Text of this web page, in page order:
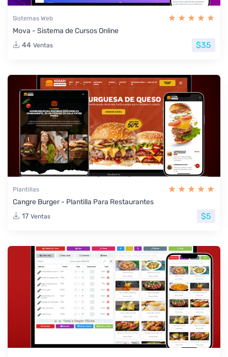
Sistemas Web
Mova - Sistema de Cursos Online
44 Ventas $35
Plantillas
Cangre Burger - Plantilla Para Restaurantes
17 Ventas $5